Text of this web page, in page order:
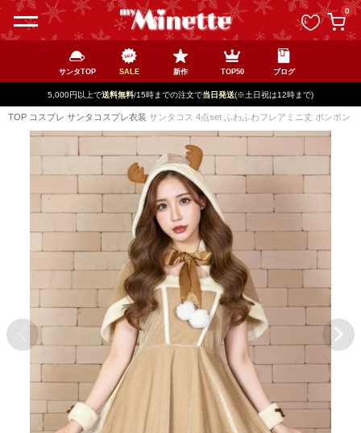
0
サンタTOP SALE 新作 TOP50 ブログ
5,000円以上で送料無料/15時までの注文で当日発送(※土日祝は12時まで)
TOP コスプレ サンタコスプレ衣装 サンタコス 4点set ふわふわフレアミニ丈 ポンポン
ペー
ジト
ップ